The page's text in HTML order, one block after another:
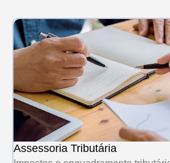
Assessoria Tributária